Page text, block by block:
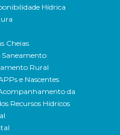
Hídrica
Cheias
Saneamento
Rural
e Nascentes
da
Recursos Hídricos